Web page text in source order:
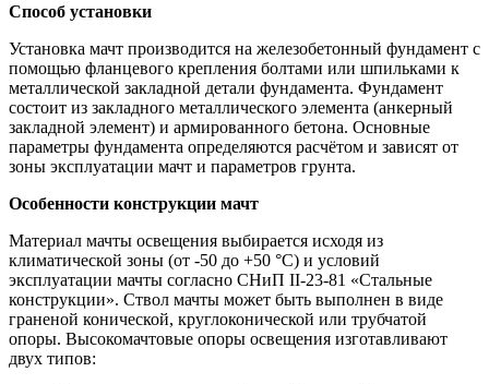
Способ установки
Установка мачт производится на железобетонный фундамент с
помощью фланцевого крепления болтами или шпильками к
металлической закладной детали фундамента. Фундамент
состоит из закладного металлического элемента (анкерный
закладной элемент) и армированного бетона. Основные
параметры фундамента определяются расчётом и зависят от
зоны эксплуатации мачт и параметров грунта.
Особенности конструкции мачт
Материал мачты освещения выбирается исходя из
климатической зоны (от -50 до +50 °С) и условий
эксплуатации мачты согласно СНиП II-23-81 «Стальные
конструкции». Ствол мачты может быть выполнен в виде
граненой конической, круглоконической или трубчатой
опоры. Высокомачтовые опоры освещения изготавливают
двух типов: